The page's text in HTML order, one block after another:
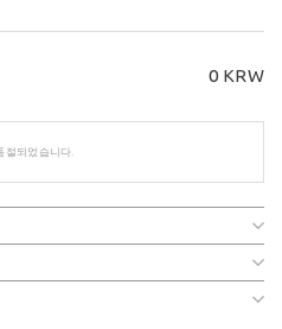
0 KRW
절되었습니다.